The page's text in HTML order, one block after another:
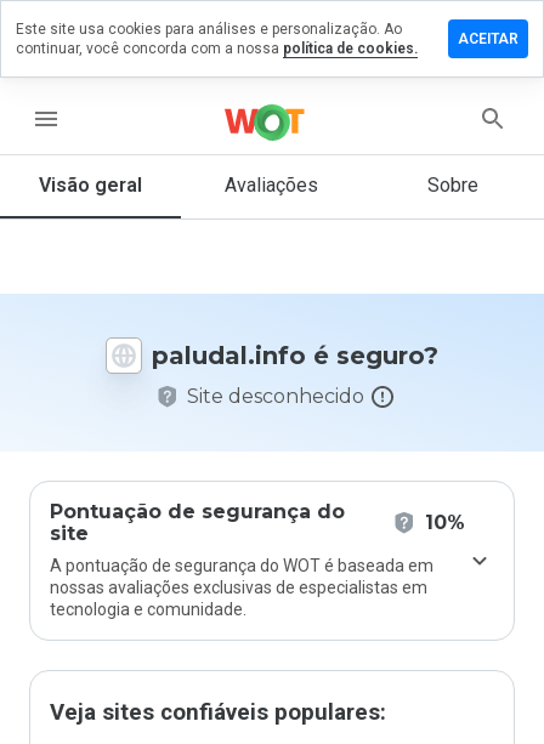
menu
Visão geral Avaliações Sobre
paludal.info é seguro?
Site desconhecido
Pontuação de segurança do
site
10%
A pontuação de segurança do WOT é baseada em
nossas avaliações exclusivas de especialistas em
tecnologia e comunidade.
Veja sites confiáveis populares:
um
que
Este site usa cookies para análises e personalização. Ao
continuar, você concorda com a nossa política de cookies.
ACEITAR